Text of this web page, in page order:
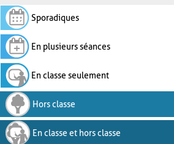
Sporadiques
En plusieurs séances
En classe seulement
Hors classe
En classe et hors classe